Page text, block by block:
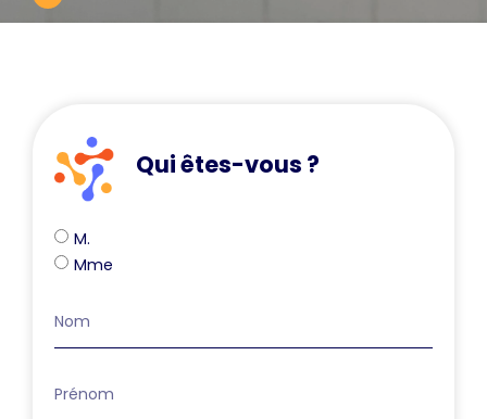
Qui êtes-vous ?
M.
Mme